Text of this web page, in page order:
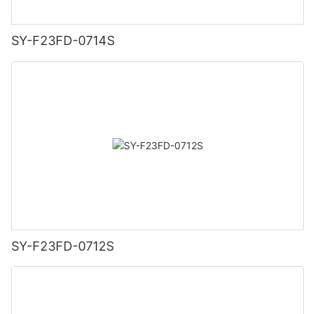
SY-F23FD-0714S
SY-F23FD-0712S